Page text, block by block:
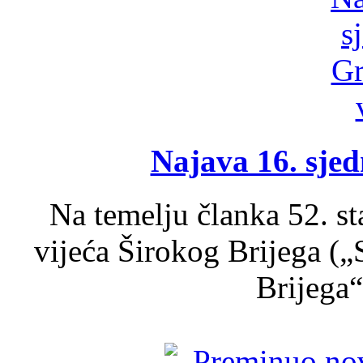
Najava 16.
Na temelju članka 52.
vijeća Širokog Brijega